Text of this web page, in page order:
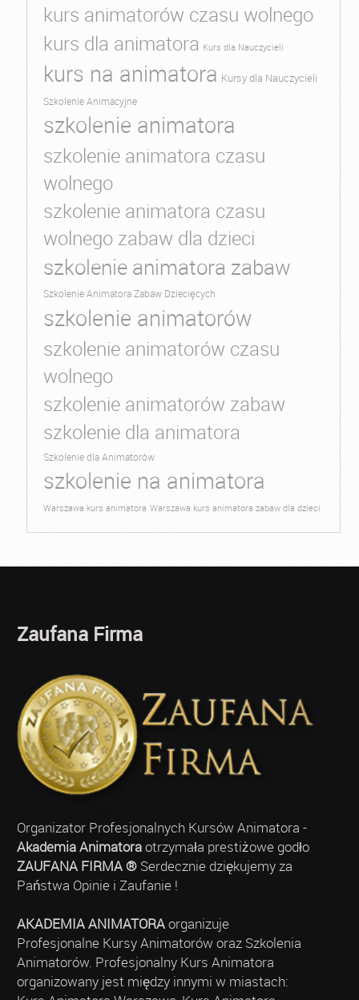
kurs animatorów czasu wolnego
kurs dla animatora Kurs dla Nauczycieli
kurs na animatora Kursy dla Nauczycieli
Szkolenie Animacyjne
szkolenie animatora
szkolenie animatora czasu
wolnego
szkolenie animatora czasu
wolnego zabaw dla dzieci
szkolenie animatora zabaw
Szkolenie Animatora Zabaw Dziecięcych
szkolenie animatorów
szkolenie animatorów czasu
wolnego
szkolenie animatorów zabaw
szkolenie dla animatora
Szkolenie dla Animatorów
szkolenie na animatora
Warszawa kurs animatora Warszawa kurs animatora zabaw dla dzieci
Zaufana Firma
Organizator Profesjonalnych Kursów Animatora -
Akademia Animatoraotrzymała prestiżowe godło
ZAUFANA FIRMA ®Serdecznie dziękujemy za
Państwa Opinie i Zaufanie !
AKADEMIA ANIMATORAorganizuje
Profesjonalne Kursy Animatorów oraz Szkolenia
Animatorów. Profesjonalny Kurs Animatora
organizowany jest między innymi w miastach: